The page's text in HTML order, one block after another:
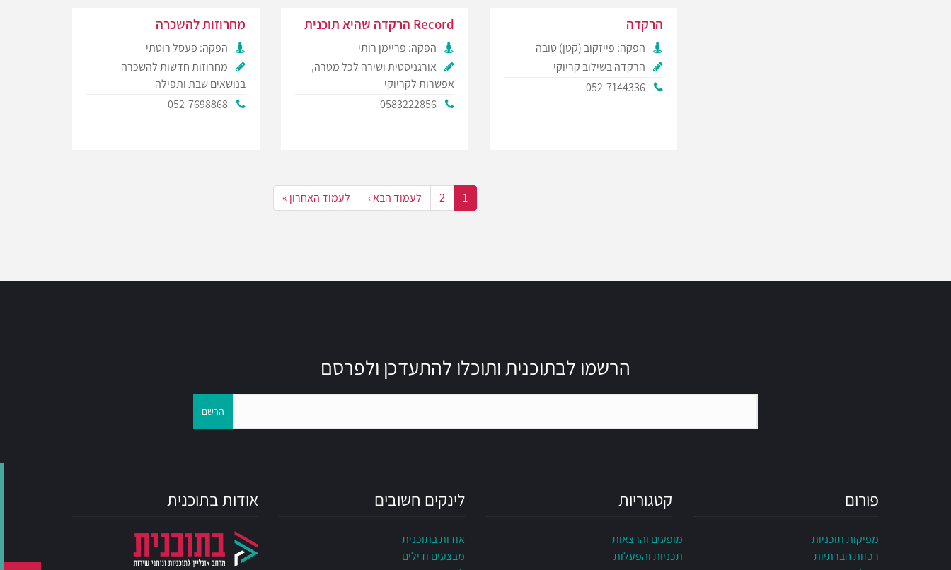
הרקדה
הפקה: פייזקוב (קטן) טובה
הרקדה בשילוב קריוקי
052-7144336
Record הרקדה שהיא תוכנית
הפקה: פריימן רותי
אורגניסטית ושירה לכל מטרה,
אפשרות לקריוקי
0583222856
מחרוזות להשכרה
הפקה: פעסל רוטתי
מחרוזות חדשות להשכרה
בנושאים שבת ותפילה
052-7698868
1
2 לעמוד הבא › לעמוד האחרון »
הרשמו לבתוכנית ותוכלו להתעדכן ולפרסם
הרשם
פורום
מפיקות תוכניות
רכזות חברתיות
קטגוריות
מופעים והרצאות
תכניות והפעלות
לינקים חשובים
אודות בתוכנית
מבצעים ודילים
אודות בתוכנית